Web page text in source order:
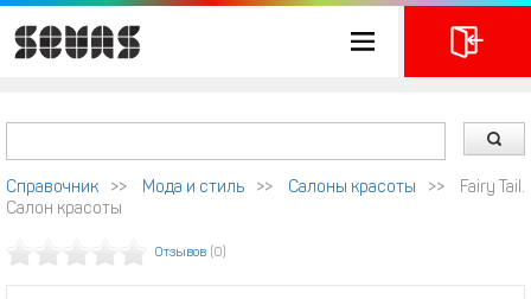
Справочник >> Мода и стиль >> Салоны красоты >>
Fairy Tail.
Салон красоты
Отзывов (0)